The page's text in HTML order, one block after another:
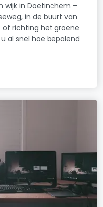
wijk in Doetinchem –
in de buurt van
of richting het groene
al snel hoe bepalend